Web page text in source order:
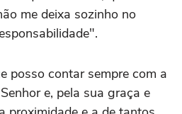
me deixa sozinho no
posso contar sempre com a
e, pela sua graça e